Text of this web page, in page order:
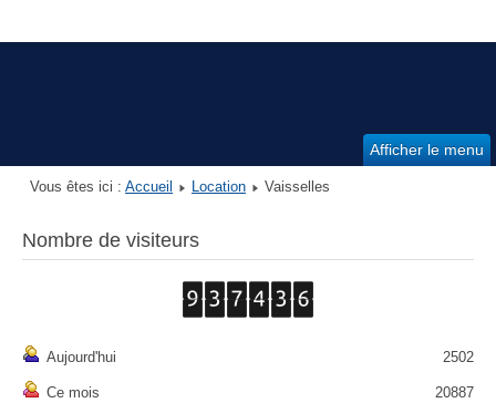
Afficher le menu
Vous êtes ici : Accueil Location Vaisselles
Nombre de visiteurs
Aujourd'hui 2502
Ce mois 20887